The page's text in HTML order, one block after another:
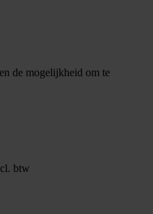
de mogelijkheid om te
btw